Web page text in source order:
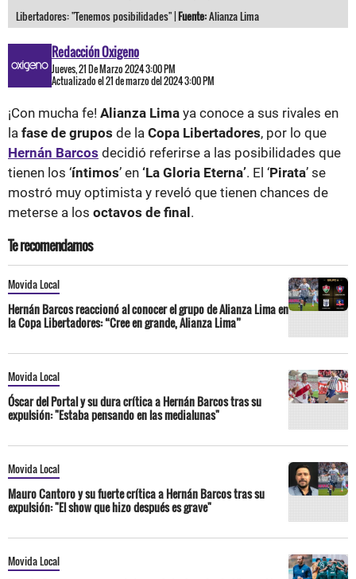
Libertadores: "Tenemos posibilidades" |Fuente:Alianza Lima
Redacción Oxigeno
Jueves, 21 De Marzo 2024 3:00 PM
Actualizado el 21 de marzo del 2024 3:00 PM
¡Con mucha fe! Alianza Lima ya conoce a sus rivales en
la fase de grupos de la Copa Libertadores, por lo que
Hernán Barcos decidió referirse a las posibilidades que
tienen los ‘íntimos’ en ‘La Gloria Eterna’. El ‘Pirata’ se
mostró muy optimista y reveló que tienen chances de
meterse a los octavos de final.
Te recomendamos
Movida Local
Hernán Barcos reaccionó al conocer el grupo de Alianza Lima en
la Copa Libertadores: “Cree en grande, Alianza Lima”
Movida Local
Óscar del Portal y su dura crítica a Hernán Barcos tras su
expulsión: "Estaba pensando en las medialunas"
Movida Local
Mauro Cantoro y su fuerte crítica a Hernán Barcos tras su
expulsión: "El show que hizo después es grave"
Movida Local